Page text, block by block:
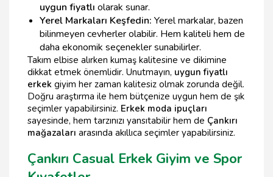
uygun fiyatlı olarak sunar.
Yerel Markaları Keşfedin: Yerel markalar, bazen
bilinmeyen cevherler olabilir. Hem kaliteli hem de
daha ekonomik seçenekler sunabilirler.
Takım elbise alırken kumaş kalitesine ve dikimine
dikkat etmek önemlidir. Unutmayın, uygun fiyatlı
erkek giyim her zaman kalitesiz olmak zorunda değil.
Doğru araştırma ile hem bütçenize uygun hem de şık
seçimler yapabilirsiniz. Erkek moda ipuçları
sayesinde, hem tarzınızı yansıtabilir hem de Çankırı
mağazaları arasında akıllıca seçimler yapabilirsiniz.
Çankırı Casual Erkek Giyim ve Spor